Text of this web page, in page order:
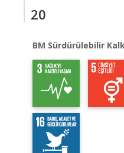
20
BM Sürdürülebilir